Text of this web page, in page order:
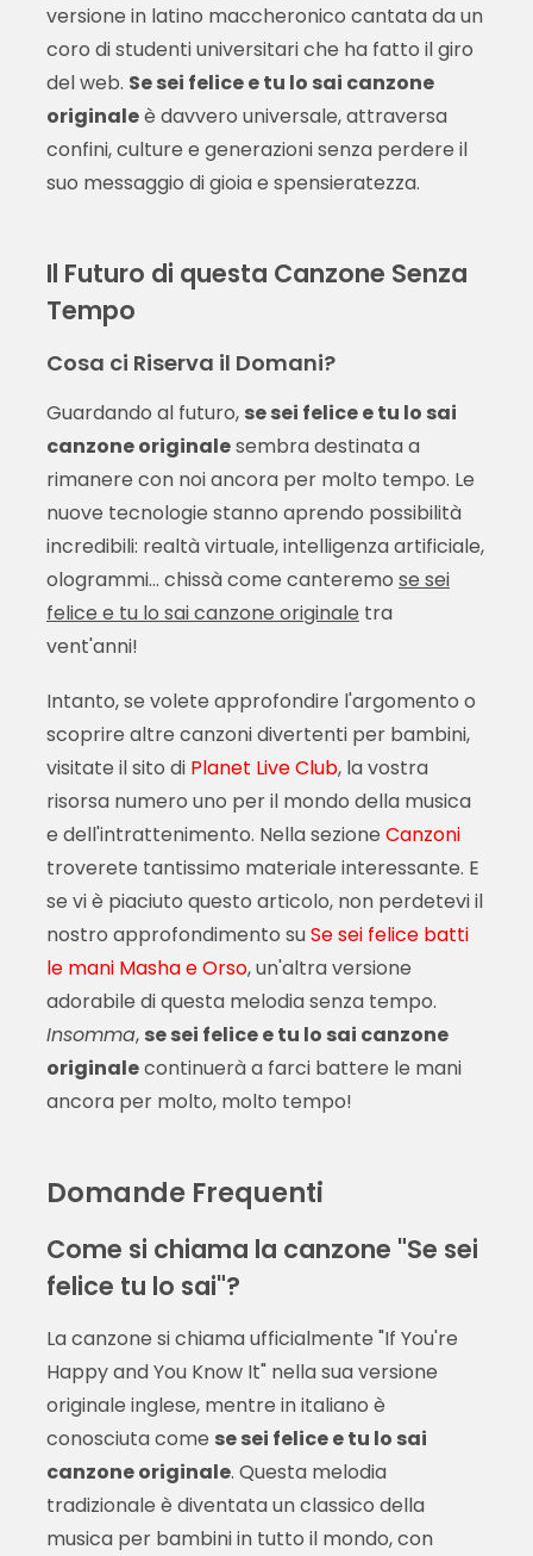
versione in latino maccheronico cantata da un
coro di studenti universitari che ha fatto il giro
del web. Se sei felice e tu lo sai canzone
originaleè davvero universale, attraversa
confini, culture e generazioni senza perdere il
suo messaggio di gioia e spensieratezza.
Il Futuro di questa Canzone Senza
Tempo
Cosa ci Riserva il Domani?
Guardando al futuro, se sei felice e tu lo sai
canzone originalesembra destinata a
rimanere con noi ancora per molto tempo. Le
nuove tecnologie stanno aprendo possibilità
incredibili: realtà virtuale, intelligenza artificiale,
ologrammi... chissà come canteremo se sei
felice e tu lo sai canzone originale tra
vent'anni!
Intanto, se volete approfondire l'argomento o
scoprire altre canzoni divertenti per bambini,
visitate il sito di Planet Live Club, la vostra
risorsa numero uno per il mondo della musica
e dell'intrattenimento. Nella sezione Canzoni
troverete tantissimo materiale interessante. E
se vi è piaciuto questo articolo, non perdetevi il
nostro approfondimento suSe sei felice batti
le mani Masha e Orso, un'altra versione
adorabile di questa melodia senza tempo.
Insomma, se sei felice e tu lo sai canzone
originalecontinuerà a farci battere le mani
ancora per molto, molto tempo!
Domande Frequenti
Come si chiama la canzone "Se sei
felice tu lo sai"?
La canzone si chiama ufficialmente "If You're
Happy and You Know It" nella sua versione
originale inglese, mentre in italiano è
conosciuta come se sei felice e tu lo sai
canzone originale. Questa melodia
tradizionale è diventata un classico della
musica per bambini in tutto il mondo, con